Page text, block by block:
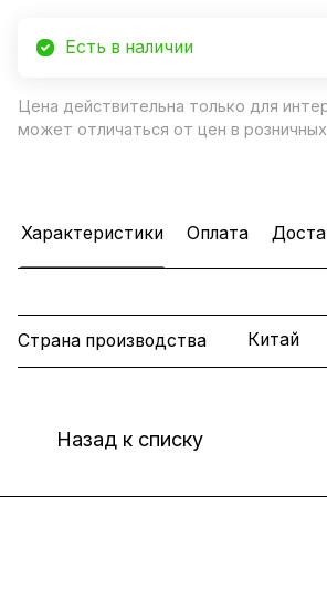
Есть в наличии
Цена действительна только для
может отличаться от цен в розничных
Характеристики Оплата
Страна производства Китай
Назад к списку